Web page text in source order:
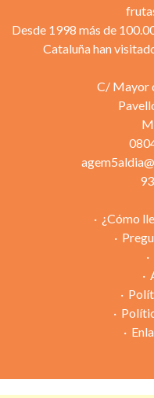
Desde 1998 más de
Cataluña han
C/ Mayor
¿Cómo